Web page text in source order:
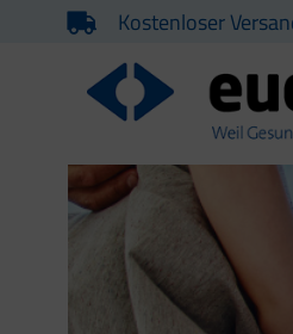
Kostenloser